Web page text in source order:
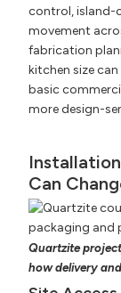
control, island-
movement
fabrication
kitchen size
basic
more design-
Can
Quartzite
how delivery